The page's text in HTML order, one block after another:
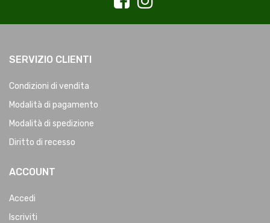
SERVIZIO CLIENTI
Condizioni di vendita
Modalità di pagamento
Modalità di spedizione
Diritto di recesso
ACCOUNT
Accedi
Iscriviti